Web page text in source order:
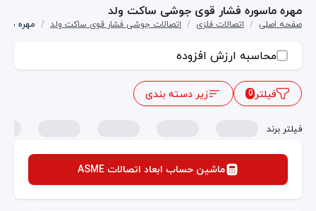
مهره ماسوره فشار قوی جوشی ساکت ولد
صفحه اصلی / اتصالات فلزی / اتصالات جوشی فشار قوی ساکت ولد / مهره
محاسبه ارزش افزوده
فیلتر0 زیر دسته بندی
فیلتر برند
ماشین حساب ابعاد اتصالات ASME